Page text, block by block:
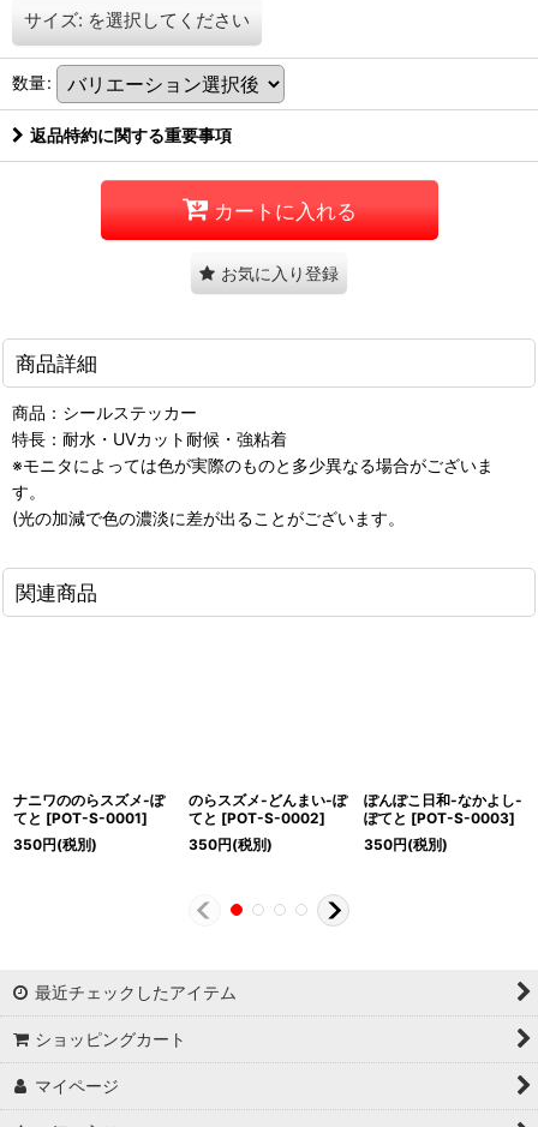
サイズ: を選択してください
数量:
返品特約に関する重要事項
カートに入れる
お気に入り登録
商品詳細
商品：シールステッカー
特長：耐水・UVカット耐候・強粘着
※モニタによっては色が実際のものと多少異なる場合がございま
す。
(光の加減で色の濃淡に差が出ることがございます。
関連商品
ナニワののらスズメ-ぽ
てと [POT-S-0001]
350円(税別)
のらスズメ-どんまい-ぽ
てと [POT-S-0002]
350円(税別)
ぽんぽこ日和-なかよし-
ぽてと [POT-S-0003]
350円(税別)
最近チェックしたアイテム
ショッピングカート
マイページ